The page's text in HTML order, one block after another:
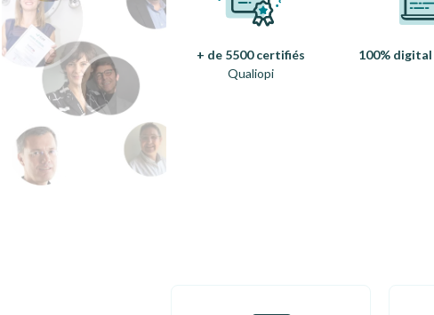
+ de 5500 certifiés
Qualiopi
100% digital